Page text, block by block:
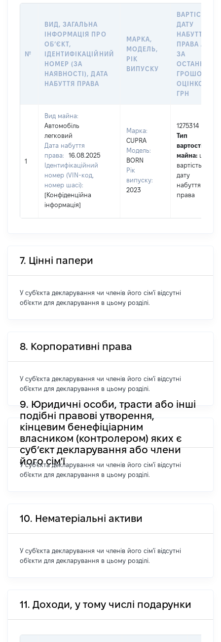
№
ВИД, ЗАГАЛЬНА
ІНФОРМАЦІЯ ПРО
ОБʼЄКТ,
ІДЕНТИФІКАЦІЙНИЙ
НОМЕР (ЗА
НАЯВНОСТІ), ДАТА
НАБУТТЯ ПРАВА
МАРКА,
МОДЕЛЬ,
РІК
ВИПУСКУ
ВАРТІСТЬ НА
ДАТУ
НАБУТТЯ
ПРАВА АБО
ЗА
ГРОШОВОЮ
ОЦІНКОЮ,
ГРН
1
Вид майна:
Автомобіль
легковий
Дата набуття
права:
16.08.2025
Ідентифікаційний
номер (VIN-код,
номер шасі):
[Конфіденційна
інформація]
Марка:
CUPRA
Модель:
BORN
Рік
випуску:
2023
1275314
Тип
вартості
майна: це
вартість на
дату
набуття
права
7. Цінні папери
У суб'єкта декларування чи членів його сім'ї відсутні
об'єкти для декларування в цьому розділі.
8. Корпоративні права
У суб'єкта декларування чи членів його сім'ї відсутні
об'єкти для декларування в цьому розділі.
9. Юридичні особи, трасти або інші
подібні правові утворення,
кінцевим бенефіціарним
власником (контролером) яких є
суб’єкт декларування або члени
його сім'ї
У суб'єкта декларування чи членів його сім'ї відсутні
об'єкти для декларування в цьому розділі.
10. Нематеріальні активи
У суб'єкта декларування чи членів його сім'ї відсутні
об'єкти для декларування в цьому розділі.
11. Доходи, у тому числі подарунки